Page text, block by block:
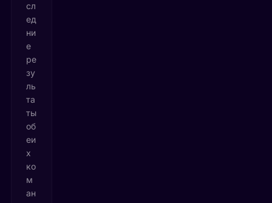
сл
ед
ни
е
ре
зу
ль
та
ты
об
еи
х
ко
м
ан